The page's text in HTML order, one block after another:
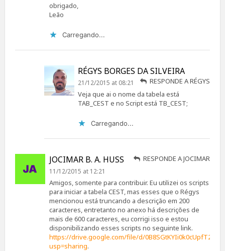
obrigado,
Leão
Carregando...
RÉGYS BORGES DA SILVEIRA
RESPONDE A RÉGYS
21/12/2015 at 08:21
Veja que ai o nome da tabela está
TAB_CEST e no Script está TB_CEST;
Carregando...
JOCIMAR B. A. HUSS RESPONDE A JOCIMAR
11/12/2015 at 12:21
Amigos, somente para contribuir. Eu utilizei os scripts
para iniciar a tabela CEST, mas esses que o Régys
mencionou está truncando a descrição em 200
caracteres, entretanto no anexo há descrições de
mais de 600 caracteres, eu corrigi isso e estou
disponibilizando esses scripts no seguinte link.
https://drive.google.com/file/d/
usp=sharing.